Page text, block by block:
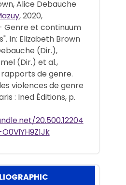
Alice Debauche
, 2020,
Genre et continuum
In: Elizabeth Brown
(Dir.),
(Dir.) et al.,
de genre.
violences de genre
: Ined Éditions, p.
20.500.12204